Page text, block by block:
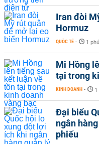
Iran đòi
Hormuz
QUỐC TẾ - 1
Mi Hồng
tại trong
KINH DOANH -
Đại biểu
ngân
phiếu